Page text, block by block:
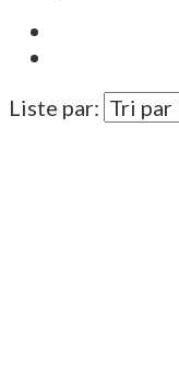
Liste par: